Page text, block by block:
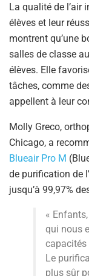
La qualité de l’air
élèves et leur
montrent qu’une
salles de classe
élèves. Elle
tâches, comme
appellent à leur
Molly Greco,
Chicago, a
Blueair Pro M
de purification de
jusqu’à 99,97%
«
qui nous
capacités
Le
plus sûr